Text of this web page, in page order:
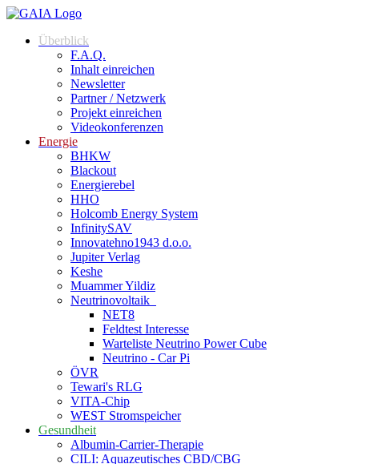
Zum
springenÜberblick
F.A.Q.
Inhalt einreichen
Newsletter
Partner / Netzwerk
Projekt einreichen
Videokonferenzen
Energie
BHKW
Blackout
Energierebel
HHO
Holcomb Energy System
InfinitySAV
Innovatehno1943 d.o.o.
Jupiter Verlag
Keshe
Muammer Yildiz
Neutrinovoltaik
NET8
Feldtest Interesse
Warteliste Neutrino Power Cube
Neutrino - Car Pi
ÖVR
Tewari's RLG
VITA-Chip
WEST Stromspeicher
Gesundheit
Albumin-Carrier-Therapie
CILI: Aquazeutisches CBD/CBG